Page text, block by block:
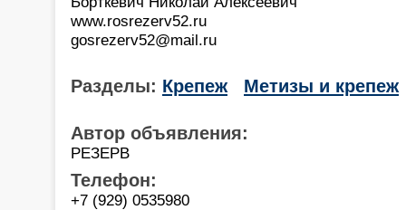
www.rosrezerv52.ru
gosrezerv52@mail.ru
Разделы: Крепеж Метизы и крепеж
Автор объявления:
РЕЗЕРВ
Телефон:
+7 (929) 0535980